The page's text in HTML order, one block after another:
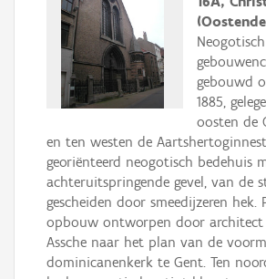
Neogotisch
gebouwd
1885,
oosten de
en ten westen de
georiënteerd neogotisch bedehuis
achteruitspringende gevel, van de
gescheiden door smeedijzeren hek.
opbouw ontworpen door architect
Assche naar het plan van de
dominicanenkerk te Gent. Ten